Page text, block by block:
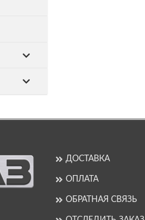
ДОСТАВКА
ОПЛАТА
ОБРАТНАЯ СВЯЗЬ